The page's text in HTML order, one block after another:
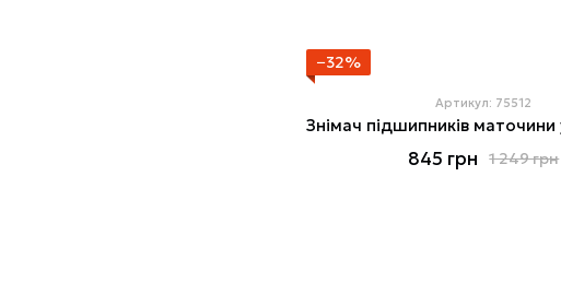
−32%
Артикул: 75512
1 249 грн
845 грн